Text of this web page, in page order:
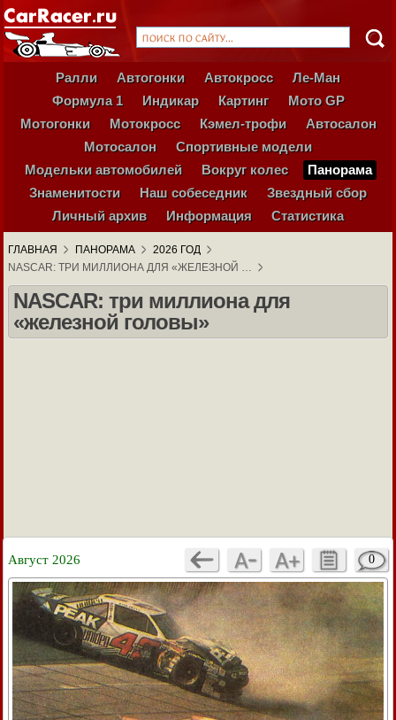
Ралли Автогонки Автокросс
Ле-Ман
Формула 1
Индикар Картинг
Мото GP
Мотогонки
Мотокросс Кэмел-трофи
Автосалон
Мотосалон
Спортивные модели
Модельки автомобилей
Вокруг колес
Панорама
Знаменитости
Наш собеседник
Звездный сбор
Личный архив
Информация Статистика
ГЛАВНАЯ ПАНОРАМА
2026 ГОД
NASCAR: ТРИ МИЛЛИОНА ДЛЯ «ЖЕЛЕЗНОЙ …
NASCAR: три миллиона для
«железной головы»
Август 2026 0